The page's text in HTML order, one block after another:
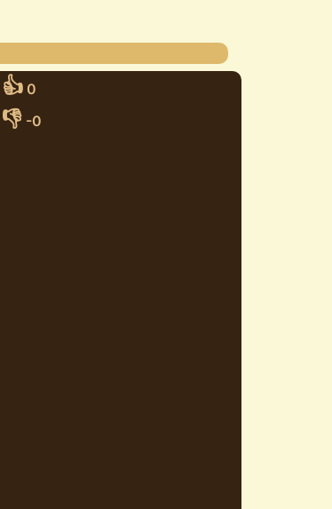
👍 0
👎 -0